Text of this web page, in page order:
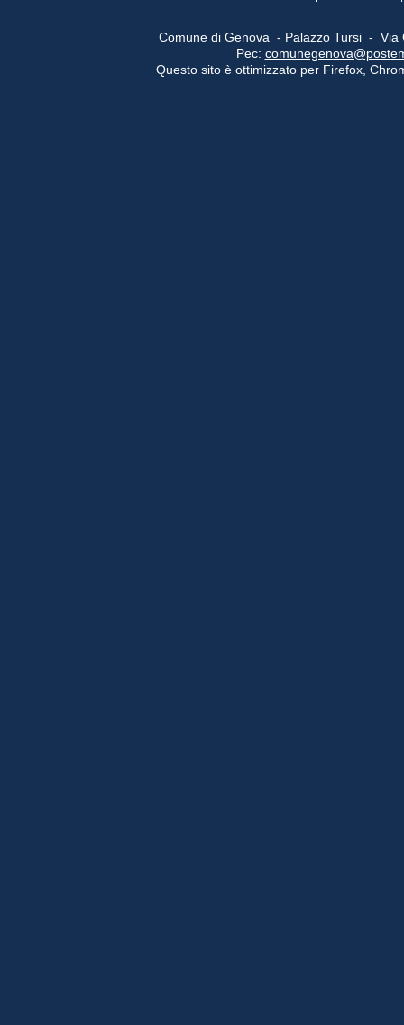
Comune di Genova - Palazzo Tursi -
Pec:
Questo sito è ottimizzato per Firefox,